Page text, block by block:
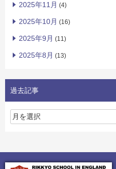
2025年11月 (4)
2025年10月 (16)
2025年9月 (11)
2025年8月 (13)
過去記事